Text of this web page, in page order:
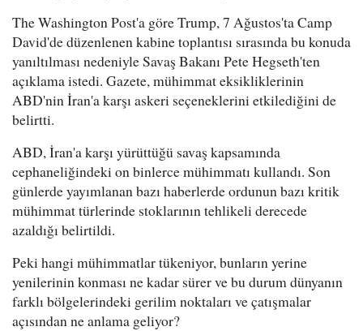
The Washington Post'a göre Trump, 7 Ağustos'ta Camp
David'de düzenlenen kabine toplantısı sırasında bu konuda
yanıltılması nedeniyle Savaş Bakanı Pete Hegseth'ten
açıklama istedi. Gazete, mühimmat eksikliklerinin
ABD'nin İran'a karşı askeri seçeneklerini etkilediğini de
belirtti.
ABD, İran'a karşı yürüttüğü savaş kapsamında
cephaneliğindeki on binlerce mühimmatı kullandı. Son
günlerde yayımlanan bazı haberlerde ordunun bazı kritik
mühimmat türlerinde stoklarının tehlikeli derecede
azaldığı belirtildi.
Peki hangi mühimmatlar tükeniyor, bunların yerine
yenilerinin konması ne kadar sürer ve bu durum dünyanın
farklı bölgelerindeki gerilim noktaları ve çatışmalar
açısından ne anlama geliyor?